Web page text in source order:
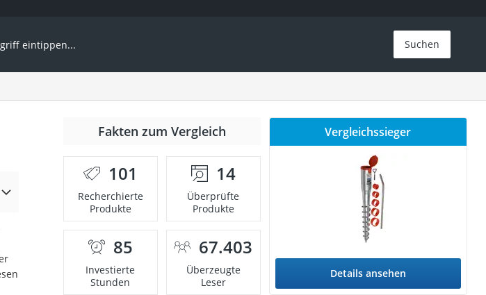
Suchen
Fakten zum Vergleich
101
Recherchierte
Produkte
14
Überprüfte
Produkte
85
Investierte
Stunden
67.403
Überzeugte
Leser
Vergleichssieger
Details ansehen